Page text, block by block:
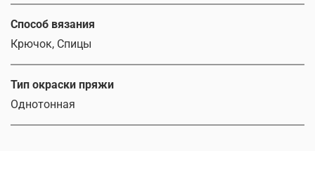
Способ вязания
Крючок, Спицы
Тип окраски пряжи
Однотонная